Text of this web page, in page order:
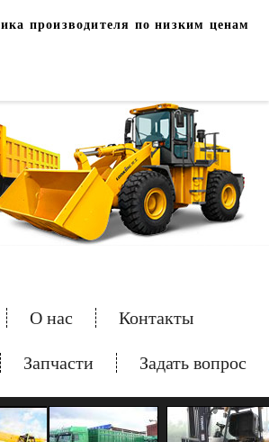
О нас Контакты
Запчасти Задать вопрос
производителя по низким ценам